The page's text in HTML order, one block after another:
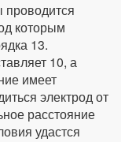
проводится
которым
13.
10, а
имеет
электрод от
расстояние
удастся